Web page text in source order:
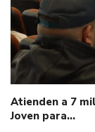
Atienden a 7
Joven para…